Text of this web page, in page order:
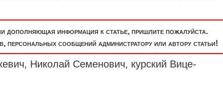
дополняющая информация к статье, пришлите пожалуйста.
сообщений администратору или автору статьи!
Николай Семенович, курский Вице-